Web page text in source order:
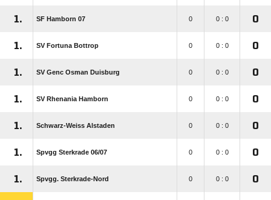
1. SF Hamborn 07 0 0 : 0 0
1. SV Fortuna Bottrop 0 0 : 0 0
1. SV Genc Osman Duisburg 0 0 : 0 0
1. SV Rhenania Hamborn 0 0 : 0 0
1. Schwarz-Weiss Alstaden 0 0 : 0 0
1. Spvgg Sterkrade 06/​07 0 0 : 0 0
1. Spvgg. Sterkrade-Nord 0 0 : 0 0